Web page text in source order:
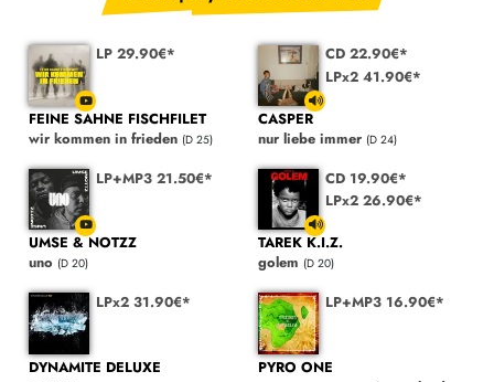
LP 29.90€*
FEINE SAHNE FISCHFILET
wir kommen in frieden (D 25)
CD 22.90€*
LPx2 41.90€*
CASPER
nur liebe immer (D 24)
LP+MP3 21.50€*
UMSE & NOTZZ
uno (D 20)
CD 19.90€*
LPx2 26.90€*
TAREK K.I.Z.
golem (D 20)
LPx2 31.90€*
DYNAMITE DELUXE
LP+MP3 16.90€*
PYRO ONE